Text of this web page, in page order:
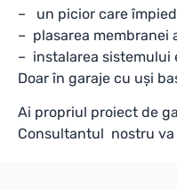
– un picior care
– plasarea membranei
– instalarea sistemului
Doar în garaje cu uși
Ai propriul proiect de
Consultantul nostru va